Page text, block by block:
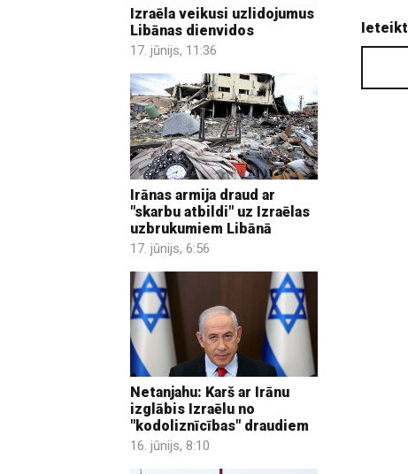
Izraēla veikusi uzlidojumus
Libānas dienvidos
17. jūnijs, 11:36
Irānas armija draud ar
"skarbu atbildi" uz Izraēlas
uzbrukumiem Libānā
17. jūnijs, 6:56
Netanjahu: Karš ar Irānu
izglābis Izraēlu no
"kodoliznīcības" draudiem
16. jūnijs, 8:10
Ieteikt